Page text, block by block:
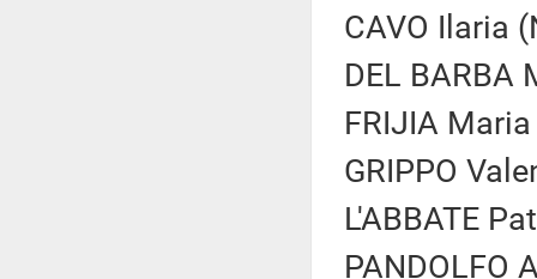
CAVO Ilaria
DEL BARBA
FRIJIA
GRIPPO
L'ABBATE
PANDOLFO